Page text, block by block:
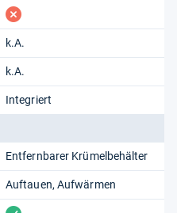
fehlt
k.A.
k.A.
Integriert
Entfernbarer Krümelbehälter
Auftauen Aufwärmen